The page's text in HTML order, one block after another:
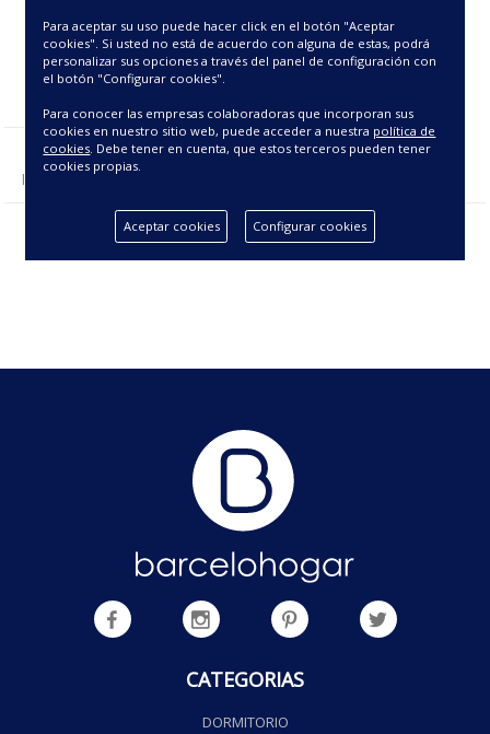
Mostrando 1 - 1 de 1 producto(s).
CATEGORIAS
DORMITORIO
Para aceptar su uso puede hacer click en el botón "Aceptar
cookies". Si usted no está de acuerdo con alguna de estas, podrá
personalizar sus opciones a través del panel de configuración con
el botón "Configurar cookies".
Para conocer las empresas colaboradoras que incorporan sus
cookies en nuestro sitio web, puede acceder a nuestra política de
cookies. Debe tener en cuenta, que estos terceros pueden tener
cookies propias.
Aceptar cookies Configurar cookies